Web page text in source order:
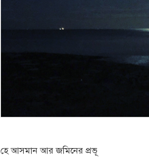
হে আসমান আর জমিনের প্রভূ